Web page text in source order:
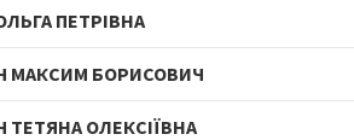
ПЕТРІВНА
МАКСИМ БОРИСОВИЧ
ОЛЕКСІЇВНА